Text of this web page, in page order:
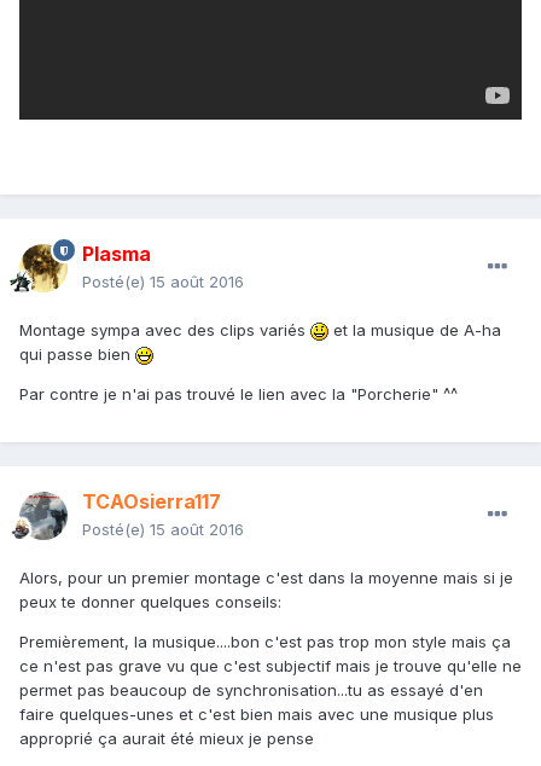
Plasma
Posté(e) 15 août 2016
Montage sympa avec des clips variés
et la musique de A-ha
qui passe bien
Par contre je n'ai pas trouvé le lien avec la "Porcherie" ^^
TCAOsierra117
Posté(e) 15 août 2016
Alors, pour un premier montage c'est dans la moyenne mais si je
peux te donner quelques conseils:
Premièrement, la musique....bon c'est pas trop mon style mais ça
ce n'est pas grave vu que c'est subjectif mais je trouve qu'elle ne
permet pas beaucoup de synchronisation...tu as essayé d'en
faire quelques-unes et c'est bien mais avec une musique plus
approprié ça aurait été mieux je pense